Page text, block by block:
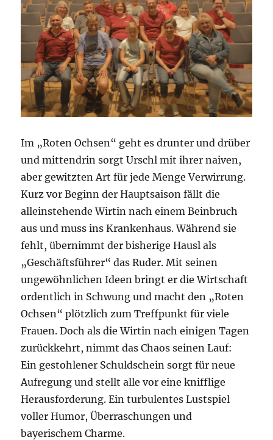
Im „Roten Ochsen“ geht es drunter und drüber
und mittendrin sorgt Urschl mit ihrer naiven,
aber gewitzten Art für jede Menge Verwirrung.
Kurz vor Beginn der Hauptsaison fällt die
alleinstehende Wirtin nach einem Beinbruch
aus und muss ins Krankenhaus. Während sie
fehlt, übernimmt der bisherige Hausl als
„Geschäftsführer“ das Ruder. Mit seinen
ungewöhnlichen Ideen bringt er die Wirtschaft
ordentlich in Schwung und macht den „Roten
Ochsen“ plötzlich zum Treffpunkt für viele
Frauen. Doch als die Wirtin nach einigen Tagen
zurückkehrt, nimmt das Chaos seinen Lauf:
Ein gestohlener Schuldschein sorgt für neue
Aufregung und stellt alle vor eine knifflige
Herausforderung. Ein turbulentes Lustspiel
voller Humor, Überraschungen und
bayerischem Charme.